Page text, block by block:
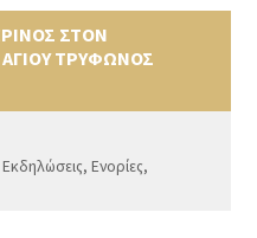
ΣΤΟΝ
ΤΡΥΦΩΝΟΣ
Εκδηλώσεις,Ενορίες,